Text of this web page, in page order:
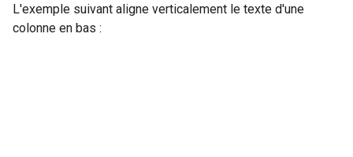
L'exemple suivant aligne verticalement le texte d'une
colonne en bas :